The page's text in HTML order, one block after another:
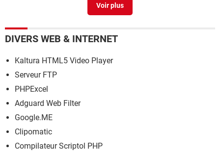
Windows usb/dvd download tool
Movie convert tool > Télécharger - Conversion & Codecs
DIVERS WEB & INTERNET
Kaltura HTML5 Video Player
Serveur FTP
PHPExcel
Adguard Web Filter
Google.ME
Clipomatic
Compilateur Scriptol PHP